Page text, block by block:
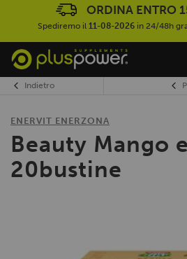
ORDINA ENTRO
Spediremo il 11-08-2026in 24/48h
Indietro
ENERVIT ENERZONA
Beauty Mango
20bustine